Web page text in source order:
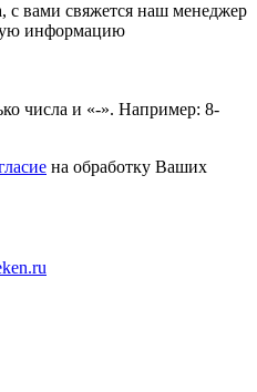
с вами свяжется наш менеджер
информацию
числа и «-». Например: 8-
на обработку Ваших